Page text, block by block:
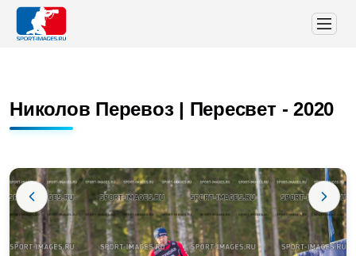
Николов Перевоз | Пересвет - 2020